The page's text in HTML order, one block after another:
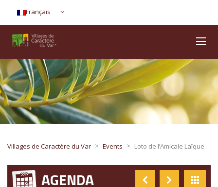
Français
Villages de Caractère du Var > Events > Loto de l’Amicale Laïque
AGENDA